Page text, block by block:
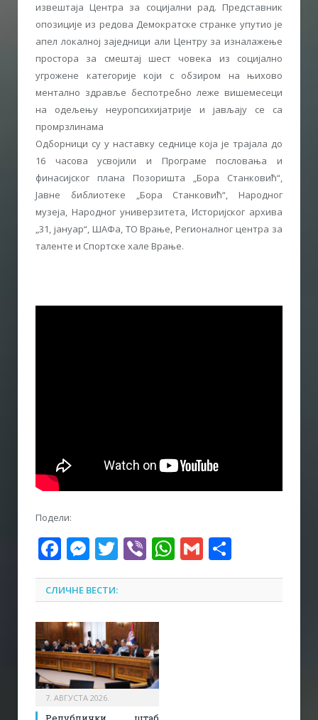
извештаја Центра за социјални рад. Представник
опозиције из редова Демократске странке упутио је
апел локалној заједници али Центру за изналажење
простора за смештај шест човека из социјално
угрожене категорије који с обзиром на њихово
ментално здравље беспотребно леже вишемесеци
на одељењу неуропсихијатрије и јављају се са
промрзлинама
Одборници су у наставку седнице која је трајала до
16 часова усвојили и Програме пословања и
финасијског плана Позоришта „Бора Станковић“,
Јавне библиотеке „Бора Станковић“, Народног
музеја, Народног универзитета, Историјског архива
„31, јануар“, ШАФа, ТО Врање, Регионалног центра за
таленте и Спортске хале Врање.
Подели:
Facebook
Messenger
Twitter
ViberWhatsApp
Gmail
СЛИЧНЕ ВЕСТИ:
7. АВГУСТА 2026.